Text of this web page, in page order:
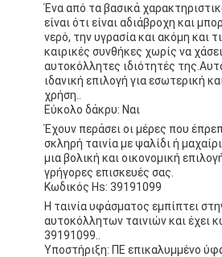
Ένα από τα βασικά
είναι ότι είναι αδιάβροχη και
νερό, την υγρασία και ακόμη και
καιρικές συνθήκες χωρίς να
αυτοκόλλητες ιδιότητές
ιδανική επιλογή για εσωτερική
χρήση..
Εύκολο δάκρυ: Ναι
Έχουν περάσει οι μέρες που
σκληρή ταινία με ψαλίδι ή
μια βολική και οικονομική
γρήγορες επισκευές σας.
Κωδικός Hs: 39191099
Η ταινία υφάσματος εμπίπτει
αυτοκόλλητων ταινιών και έχει
39191099..
Υποστήριξη: ΠΕ επικαλυμμένο